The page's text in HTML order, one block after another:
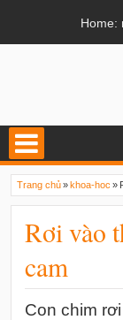
Trang chủ»khoa-hoc »
Rơi vào
cam
Con chim
Home: